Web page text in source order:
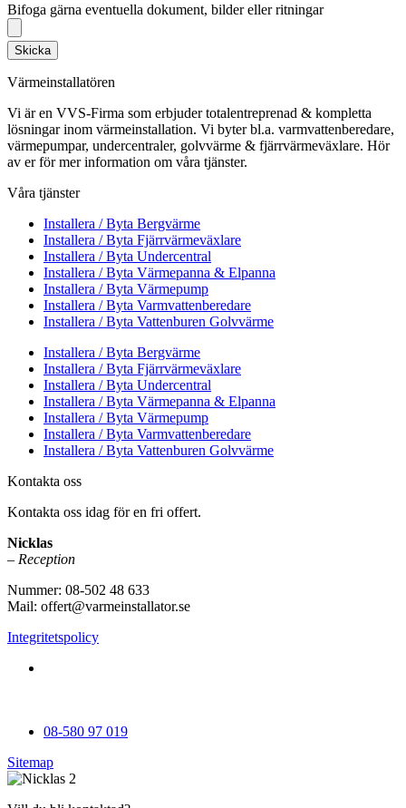
Bifoga gärna eventuella dokument, bilder eller ritningar
Skicka
Värmeinstallatören
Vi är en VVS-Firma som erbjuder totalentreprenad & kompletta
lösningar inom värmeinstallation. Vi byter bl.a. varmvattenberedare,
värmepumpar, undercentraler, golvvärme & fjärrvärmeväxlare. Hör
av er för mer information om våra tjänster.
Våra tjänster
Installera / Byta Bergvärme
Installera / Byta Fjärrvärmeväxlare
Installera / Byta Undercentral
Installera / Byta Värmepanna & Elpanna
Installera / Byta Värmepump
Installera / Byta Varmvattenberedare
Installera / Byta Vattenburen Golvvärme
Installera / Byta Bergvärme
Installera / Byta Fjärrvärmeväxlare
Installera / Byta Undercentral
Installera / Byta Värmepanna & Elpanna
Installera / Byta Värmepump
Installera / Byta Varmvattenberedare
Installera / Byta Vattenburen Golvvärme
Kontakta oss
Kontakta oss idag för en fri offert.
Nicklas
– Reception
Nummer: 08-502 48 633
Mail: offert@varmeinstallator.se
Integritetspolicy
08-580 97 019
Sitemap